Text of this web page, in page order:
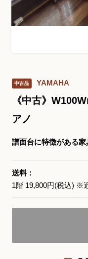
お問
大阪・本町のピアノ専門店
〒541-0057
大阪府大阪市中央区北
中古品 YAMAHA
《中古》
アノ
譜面台に特徴がある家
送料：
1階 19,800円(税込)